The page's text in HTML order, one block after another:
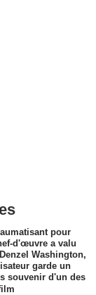
pour
d'œuvre a valu
Washington,
garde un
souvenir d'un des